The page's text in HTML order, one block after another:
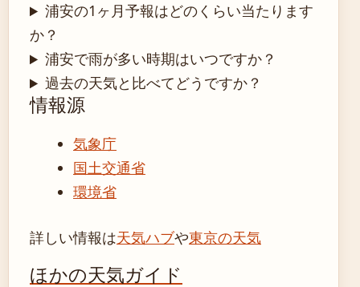
浦安の1ヶ月予報はどのくらい当たります
か？
浦安で雨が多い時期はいつですか？
過去の天気と比べてどうですか？
情報源
気象庁
国土交通省
環境省
詳しい情報は天気ハブや東京の天気
ほかの天気ガイド